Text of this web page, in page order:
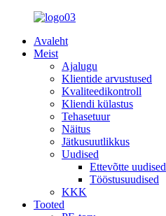
Avaleht
Meist
Ajalugu
Klientide arvustused
Kvaliteedikontroll
Kliendi külastus
Tehasetuur
Näitus
Jätkusuutlikkus
Uudised
Ettevõtte uudised
Tööstusuudised
KKK
Tooted